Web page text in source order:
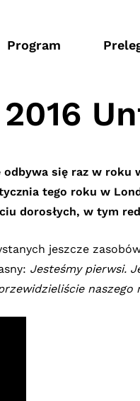
Program
odbywa się raz w
tego roku w
dorosłych, w tym
jeszcze
Jesteśmy pierwsi.
naszego